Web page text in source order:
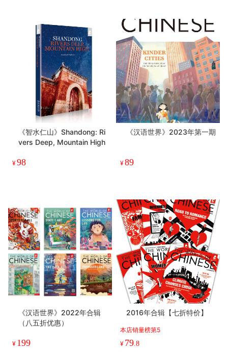
《智水仁山》Shandong: Ri
vers Deep, Mountain High
¥98
《汉语世界》2023年第一期
¥89
《汉语世界》2022年合辑
（八五折优惠）
¥ 199
2016年合辑【七折特价】
本店销量榜第5
¥ 79.8